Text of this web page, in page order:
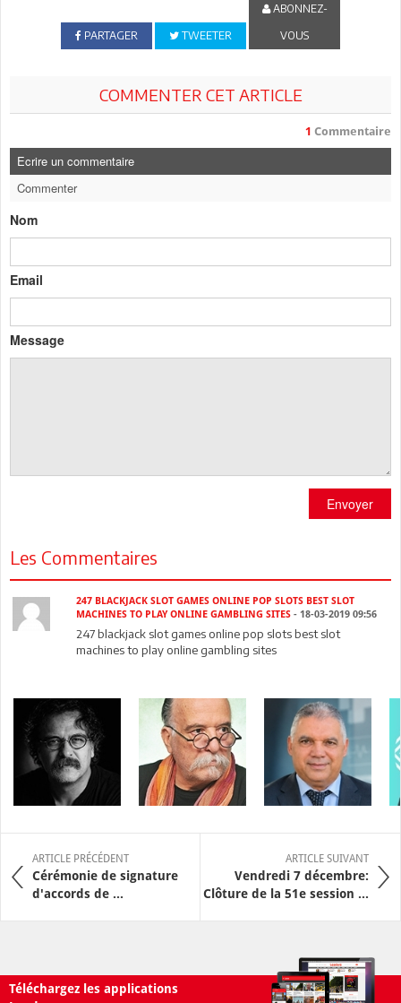
PARTAGER TWEETER
ABONNEZ-
VOUS
COMMENTER CET ARTICLE
1 Commentaire
Ecrire un commentaire
Commenter
Nom
Email
Message
Envoyer
Les Commentaires
247 BLACKJACK SLOT GAMES ONLINE POP SLOTS BEST SLOT
MACHINES TO PLAY ONLINE GAMBLING SITES - 18-03-2019 09:56
247 blackjack slot games online pop slots best slot
machines to play online gambling sites
ARTICLE PRÉCÉDENT
Cérémonie de signature
d'accords de ...
ARTICLE SUIVANT
Vendredi 7 décembre:
Clôture de la 51e session ...
Téléchargez les applications